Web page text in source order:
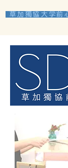
草加獨協大学前